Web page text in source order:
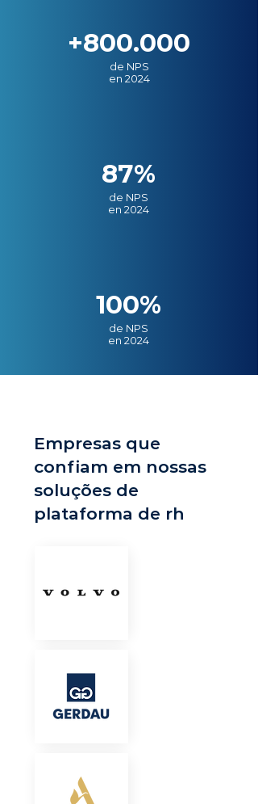
+800.000
de NPS
en 2024
87%
de NPS
en 2024
100%
de NPS
en 2024
Empresas que
confiam em nossas
soluções de
plataforma de rh